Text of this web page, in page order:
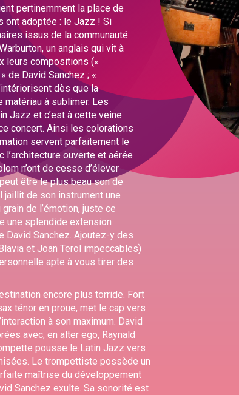
pertinemment la place de
ont adoptée : le Jazz ! Si
issus de la communauté
un anglais qui vit à
leurs compositions («
de David Sanchez ; «
dès que la
matériau à sublimer. Les
Jazz et c’est à cette veine
concert. Ainsi les colorations
servent parfaitement le
ouverte et aérée
n’ont de cesse d’élever
être le plus beau son de
jaillit de son instrument une
de l’émotion, juste ce
une splendide extension
David Sanchez. Ajoutez-y des
et Joan Terol impeccables)
apte à vous tirer des
encore plus torride. Fort
ténor en proue, met le cap vers
à son maximum. David
avec, en alter ego, Raynald
pousse le Latin Jazz vers
Le trompettiste possède un
maîtrise du développement
Sanchez exulte. Sa sonorité est